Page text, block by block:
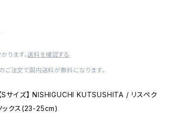
ります。送料を確認する
ご注文で国内送料が無料になります。
【Sサイズ】 NISHIGUCHI KUTSUSHITA / リスペク
ックス(23-25cm)